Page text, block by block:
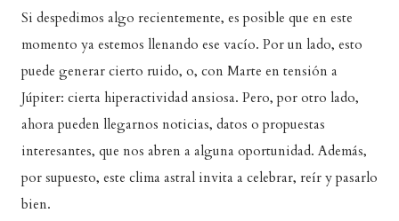
Si despedimos algo recientemente, es posible que en este
momento ya estemos llenando ese vacío. Por un lado, esto
puede generar cierto ruido, o, con Marte en tensión a
Júpiter: cierta hiperactividad ansiosa. Pero, por otro lado,
ahora pueden llegarnos noticias, datos o propuestas
interesantes, que nos abren a alguna oportunidad. Además,
por supuesto, este clima astral invita a celebrar, reír y pasarlo
bien.